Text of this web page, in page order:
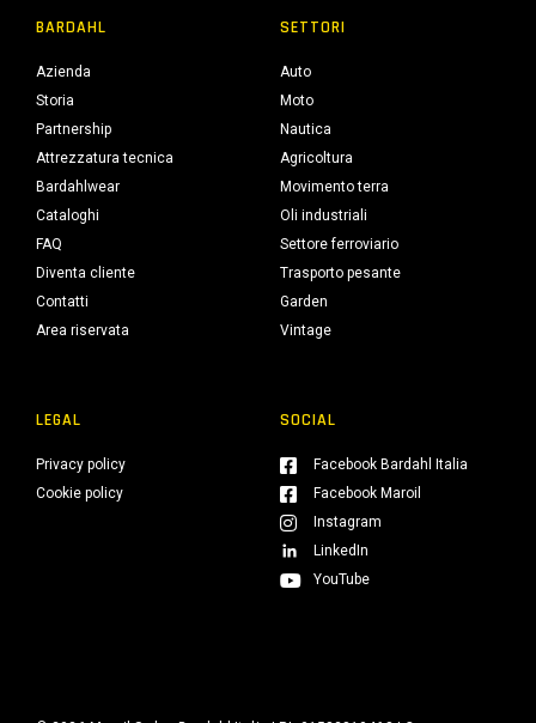
BARDAHL
Azienda
Storia
Partnership
Attrezzatura tecnica
Bardahlwear
Cataloghi
FAQ
Diventa cliente
Contatti
Area riservata
SETTORI
Auto
Moto
Nautica
Agricoltura
Movimento terra
Oli industriali
Settore ferroviario
Trasporto pesante
Garden
Vintage
LEGAL
Privacy policy
Cookie policy
SOCIAL
Facebook Bardahl Italia
Facebook Maroil
Instagram
LinkedIn
YouTube